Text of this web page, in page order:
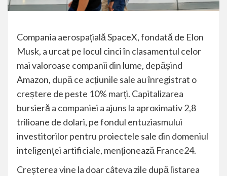
Compania aerospațială SpaceX, fondată de Elon
Musk, a urcat pe locul cinci în clasamentul celor
mai valoroase companii din lume, depășind
Amazon, după ce acțiunile sale au înregistrat o
creștere de peste 10% marți. Capitalizarea
bursieră a companiei a ajuns la aproximativ 2,8
trilioane de dolari, pe fondul entuziasmului
investitorilor pentru proiectele sale din domeniul
inteligenței artificiale, menționează France24.
Creșterea vine la doar câteva zile după listarea